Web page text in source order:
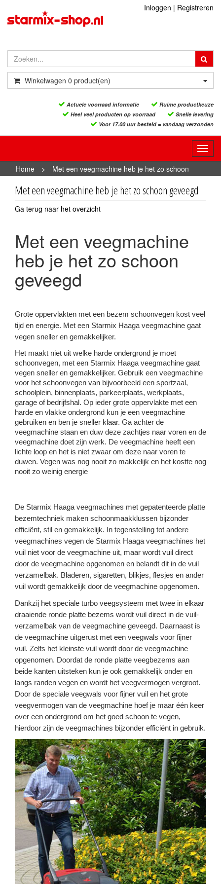
Inloggen | Registreren
Winkelwagen 0 product(en)
Actuele voorraad informatie
Ruime productkeuze
Heel veel producten op voorraad
Snelle levering
Voor 17.00 uur besteld = vandaag verzonden
Home
>
Met een veegmachine heb je het zo schoon
geveegd
Met een veegmachine heb je het zo schoon geveegd
Ga terug naar het overzicht
Met een veegmachine
heb je het zo schoon
geveegd
Grote oppervlakten met een bezem schoonvegen kost veel
tijd en energie. Met een Starmix Haaga veegmachine gaat
vegen sneller en gemakkelijker.
Het maakt niet uit welke harde ondergrond je moet
schoonvegen, met een Starmix Haaga veegmachine gaat
vegen sneller en gemakkelijker. Gebruik een veegmachine
voor het schoonvegen van bijvoorbeeld een sportzaal,
schoolplein, binnenplaats, parkeerplaats, werkplaats,
garage of bedrijfshal. Op ieder grote oppervlakte met een
harde en vlakke ondergrond kun je een veegmachine
gebruiken en ben je sneller klaar. Ga achter de
veegmachine staan en duw deze zachtjes naar voren en de
veegmachine doet zijn werk. De veegmachine heeft een
lichte loop en het is niet zwaar om deze naar voren te
duwen. Vegen was nog nooit zo makkelijk en het kostte nog
nooit zo weinig energie
De Starmix Haaga veegmachines met gepatenteerde platte
bezemtechniek maken schoonmaakklussen bijzonder
efficiënt, stil en gemakkelijk. In tegenstelling tot andere
veegmachines vegen de Starmix Haaga veegmachines het
vuil niet voor de veegmachine uit, maar wordt vuil direct
door de veegmachine opgenomen en belandt dit in de vuil
verzamelbak. Bladeren, sigaretten, blikjes, flesjes en ander
vuil wordt gemakkelijk door de veegmachine opgenomen.
Dankzij het speciale turbo veegsysteem met twee in elkaar
draaiende ronde platte bezems wordt vuil direct in de vuil-
verzamelbak van de veegmachine geveegd. Daarnaast is
de veegmachine uitgerust met een veegwals voor fijner
vuil. Zelfs het kleinste vuil wordt door de veegmachine
opgenomen. Doordat de ronde platte veegbezems aan
beide kanten uitsteken kun je ook gemakkelijk onder en
langs randen vegen en wordt het veegvermogen vergroot.
Door de speciale veegwals voor fijner vuil en het grote
veegvermogen van de veegmachine hoef je maar één keer
over een ondergrond om het goed schoon te vegen,
hierdoor zijn de veegmachines bijzonder efficiënt in gebruik.